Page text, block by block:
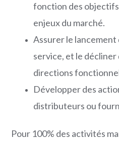
fonction des
enjeux du marché.
Assurer le lancement
service, et le décliner
directions
Développer des
distributeurs ou
Pour 100% des activités